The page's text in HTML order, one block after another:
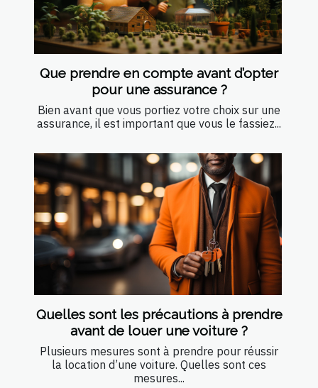
Que prendre en compte avant d’opter
pour une assurance ?
Bien avant que vous portiez votre choix sur une
assurance, il est important que vous le fassiez...
Quelles sont les précautions à prendre
avant de louer une voiture ?
Plusieurs mesures sont à prendre pour réussir
la location d’une voiture. Quelles sont ces
mesures...